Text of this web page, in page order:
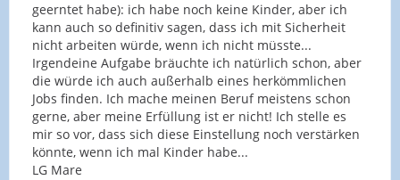
geerntet habe): ich habe noch keine Kinder, aber ich
kann auch so definitiv sagen, dass ich mit Sicherheit
nicht arbeiten würde, wenn ich nicht müsste...
Irgendeine Aufgabe bräuchte ich natürlich schon, aber
die würde ich auch außerhalb eines herkömmlichen
Jobs finden. Ich mache meinen Beruf meistens schon
gerne, aber meine Erfüllung ist er nicht! Ich stelle es
mir so vor, dass sich diese Einstellung noch verstärken
könnte, wenn ich mal Kinder habe...
LG Mare